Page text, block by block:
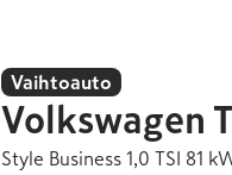
Vaihtoauto
Volkswagen
Style Business 1,0 TSI 81